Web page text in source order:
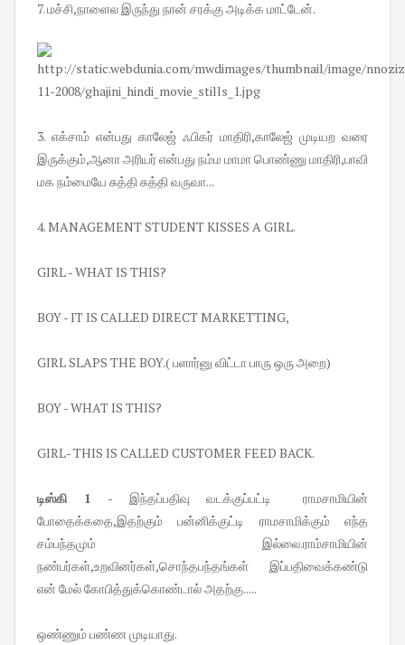
7. மச்சி,நாளைல இருந்து நான் சரக்கு அடிக்க மாட்டேன்.
3. எக்சாம் என்பது காலேஜ் ஃபிகர் மாதிரி,காலேஜ் முடியற வரை
இருக்கும்,ஆனா அரியர் என்பது நம்ம மாமா பொண்ணு மாதிரி,பாவி
மக நம்மையே சுத்தி சுத்தி வருவா...
4. MANAGEMENT STUDENT KISSES A GIRL.
GIRL - WHAT IS THIS?
BOY - IT IS CALLED DIRECT MARKETTING,
GIRL SLAPS THE BOY.( பளார்னு விட்டா பாரு ஒரு அறை)
BOY - WHAT IS THIS?
GIRL- THIS IS CALLED CUSTOMER FEED BACK.
டிஸ்கி 1 - இந்தப்பதிவு வடக்குப்பட்டி ராமசாமியின்
போதைக்கதை,இதற்கும் பன்னிக்குட்டி ராமசாமிக்கும் எந்த
சம்பந்தமும் இல்லை.ராம்சாமியின்
நண்பர்கள்,உறவினர்கள்,சொந்தபந்தங்கள் இப்பதிவைக்கண்டு
என் மேல் கோபித்துக்கொண்டால் அதற்கு.....
ஒண்ணும் பண்ண முடியாது.